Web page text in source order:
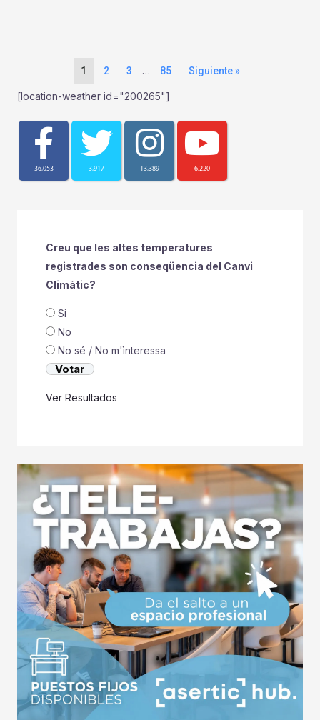
1 2 3 … 85 Siguiente »
[location-weather id="200265"]
36,053 3,917 13,389 6,220
Creu que les altes temperatures
registrades son conseqüencia del Canvi
Climàtic?
Si
No
No sé / No m'ìnteressa
Ver Resultados